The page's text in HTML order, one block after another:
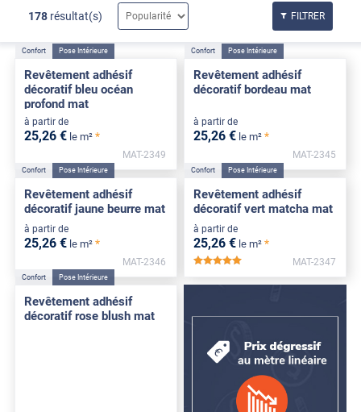
178 résultat(s) FILTRER
Confort Pose Intérieure
Revêtement adhésif
décoratif bleu océan
profond mat
à partir de
25,26 € le m² *
MAT-2349
Confort Pose Intérieure
Revêtement adhésif
décoratif bordeau mat
à partir de
25,26 € le m² *
MAT-2345
Confort Pose Intérieure
Revêtement adhésif
décoratif jaune beurre mat
à partir de
25,26 € le m² *
MAT-2346
Confort Pose Intérieure
Revêtement adhésif
décoratif vert matcha mat
à partir de
25,26 € le m² *
MAT-2347
Confort Pose Intérieure
Revêtement adhésif
décoratif rose blush mat